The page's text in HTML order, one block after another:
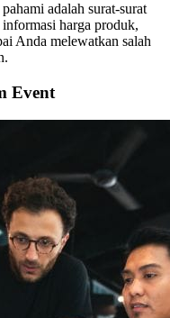
adalah surat-surat
harga produk,
Anda melewatkan salah
Event